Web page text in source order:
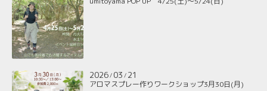
2026/ 03 / 21
アロマスプレー作りワークショップ3月30日(月)